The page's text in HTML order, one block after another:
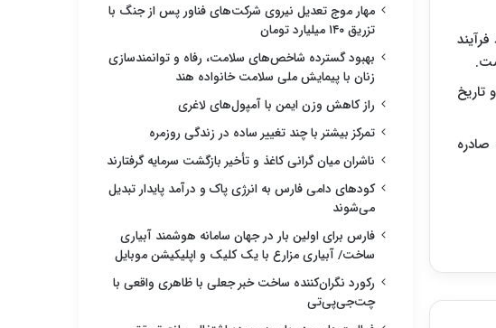
مهار موج تعدیل نیروی شرکت‌های فناور پس از جنگ با
تزریق ۱۴۰ میلیارد تومان
بهبود گسترده شاخص‌های سلامت، رفاه و توانمندسازی
زنان با پیمایش ملی سلامت خانواده هند
راز کاهش وزن ایمن با آمپول‌های لاغری
تمرکز بیشتر با چند تغییر ساده در زندگی روزمره
ناشران میان گرانی کاغذ و تأخیر بازگشت سرمایه گرفتارند
کودهای دامی فارس به انرژی پاک و درآمد پایدار تبدیل
می‌شوند
فارس برای اولین بار در جهان سامانه هوشمند آبیاری
ساخت/ آبیاری مزارع با یک کلیک و اپلیکیشن موبایل
رکورد نگران‌کننده ساخت خبر جعلی با ظاهری واقعی با
چت‌جی‌پی‌تی